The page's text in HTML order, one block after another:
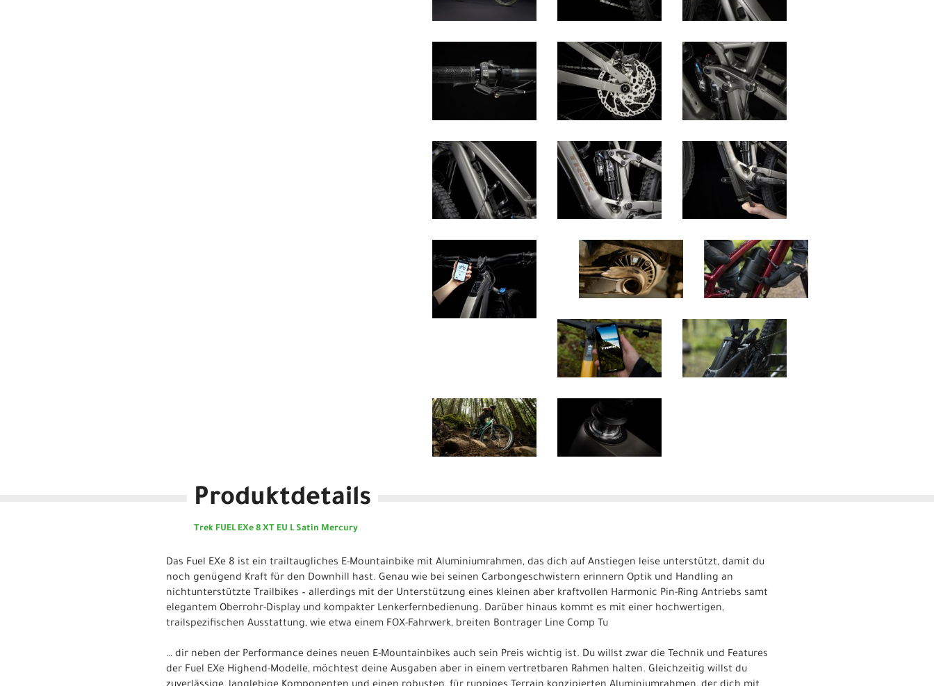
Produktdetails
Trek FUEL EXe 8 XT EU L Satin Mercury
Das Fuel EXe 8 ist ein trailtaugliches E-Mountainbike mit Aluminiumrahmen, das dich auf Anstiegen leise unterstützt, damit du
noch genügend Kraft für den Downhill hast. Genau wie bei seinen Carbongeschwistern erinnern Optik und Handling an
nichtunterstützte Trailbikes – allerdings mit der Unterstützung eines kleinen aber kraftvollen Harmonic Pin-Ring Antriebs samt
elegantem Oberrohr-Display und kompakter Lenkerfernbedienung. Darüber hinaus kommt es mit einer hochwertigen,
trailspezifischen Ausstattung, wie etwa einem FOX-Fahrwerk, breiten Bontrager Line Comp Tu
… dir neben der Performance deines neuen E-Mountainbikes auch sein Preis wichtig ist. Du willst zwar die Technik und Features
der Fuel EXe Highend-Modelle, möchtest deine Ausgaben aber in einem vertretbaren Rahmen halten. Gleichzeitig willst du